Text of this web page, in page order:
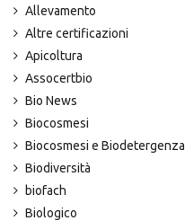
Allevamento
Altre certificazioni
Apicoltura
Assocertbio
Bio News
Biocosmesi
Biocosmesi e Biodetergenza
Biodiversità
biofach
Biologico